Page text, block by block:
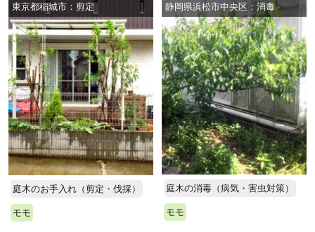
東京都稲城市：剪定
庭木のお手入れ（剪定・伐採）
モモ
静岡県浜松市中央区：消毒
庭木の消毒（病気・害虫対策）
モモ